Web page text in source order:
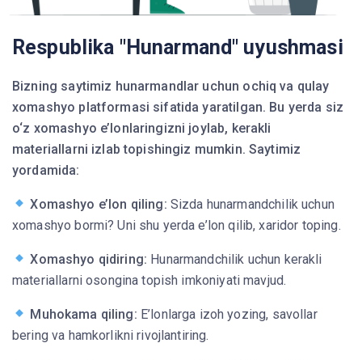
Respublika "Hunarmand" uyushmasi
Bizning saytimiz hunarmandlar uchun ochiq va qulay
xomashyo platformasi sifatida yaratilgan. Bu yerda siz
o‘z xomashyo e’lonlaringizni joylab, kerakli
materiallarni izlab topishingiz mumkin. Saytimiz
yordamida:
Xomashyo e’lon qiling: Sizda hunarmandchilik uchun
xomashyo bormi? Uni shu yerda e’lon qilib, xaridor toping.
Xomashyo qidiring: Hunarmandchilik uchun kerakli
materiallarni osongina topish imkoniyati mavjud.
Muhokama qiling: E’lonlarga izoh yozing, savollar
bering va hamkorlikni rivojlantiring.